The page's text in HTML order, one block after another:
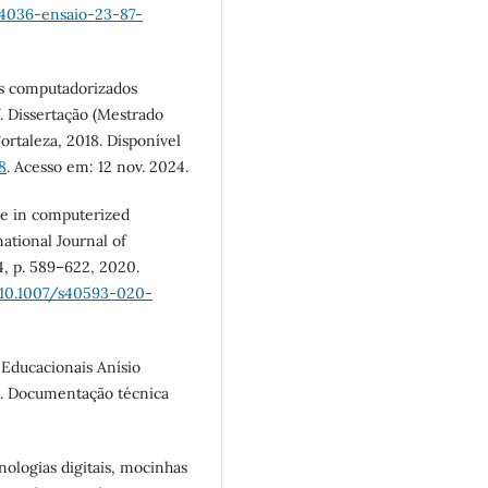
ensaio-23-87-
computadorizados
Dissertação (Mestrado
2018. Disponível
. Acesso em: 12 nov. 2024.
in computerized
Journal of
p. 589–622, 2020.
s40593-020-
Anísio
Documentação técnica
digitais, mocinhas